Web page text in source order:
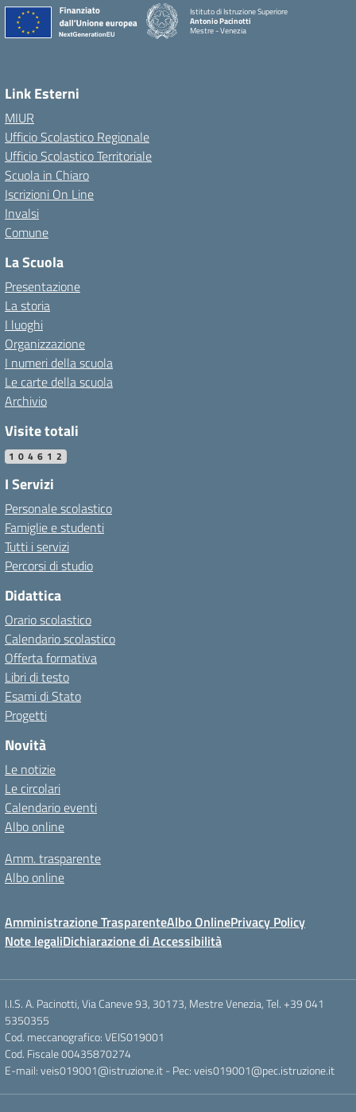
Istituto di Istruzione Superiore
Antonio Pacinotti
Mestre - Venezia
Link Esterni
MIUR
Ufficio Scolastico Regionale
Ufficio Scolastico Territoriale
Scuola in Chiaro
Iscrizioni On Line
Invalsi
Comune
La Scuola
Presentazione
La storia
I luoghi
Organizzazione
I numeri della scuola
Le carte della scuola
Archivio
Visite totali
104612
I Servizi
Personale scolastico
Famiglie e studenti
Tutti i servizi
Percorsi di studio
Didattica
Orario scolastico
Calendario scolastico
Offerta formativa
Libri di testo
Esami di Stato
Progetti
Novità
Le notizie
Le circolari
Calendario eventi
Albo online
Amm. trasparente
Albo online
Amministrazione TrasparenteAlbo OnlinePrivacy Policy
Note legaliDichiarazione di Accessibilità
I.I.S. A. Pacinotti, Via Caneve 93, 30173, Mestre Venezia, Tel. +39 041
5350355
Cod. meccanografico: VEIS019001
Cod. Fiscale 00435870274
E-mail: veis019001@istruzione.it - Pec: veis019001@pec.istruzione.it